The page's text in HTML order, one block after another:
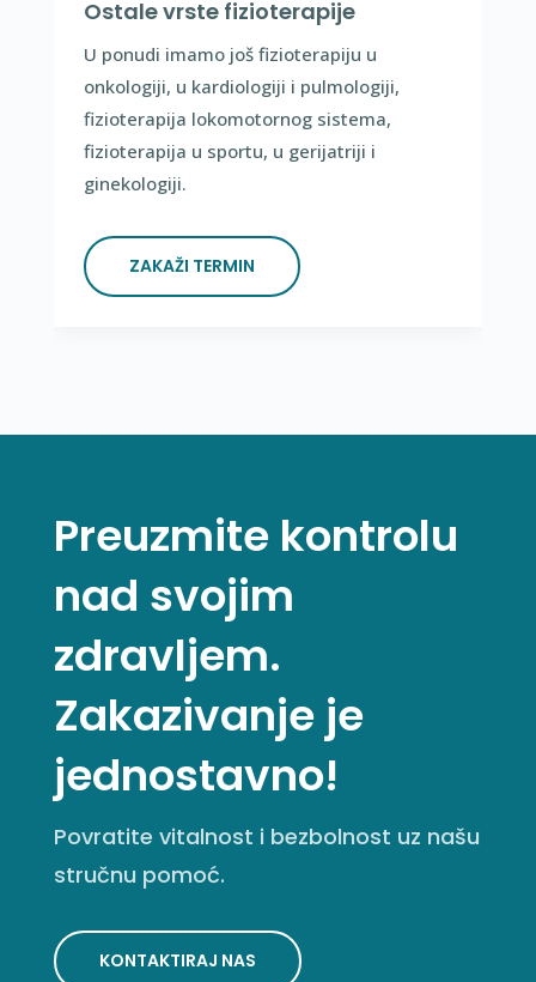
Ostale vrste fizioterapije
U ponudi imamo još fizioterapiju u
onkologiji, u kardiologiji i pulmologiji,
fizioterapija lokomotornog sistema,
fizioterapija u sportu, u gerijatriji i
ginekologiji.
ZAKAŽI TERMIN
Preuzmite kontrolu
nad svojim
zdravljem.
Zakazivanje je
jednostavno!
Povratite vitalnost i bezbolnost uz našu
stručnu pomoć.
KONTAKTIRAJ NAS